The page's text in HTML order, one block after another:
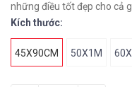
những điều tốt đẹp cho cả
Kích thước:
45X90CM 50X1M